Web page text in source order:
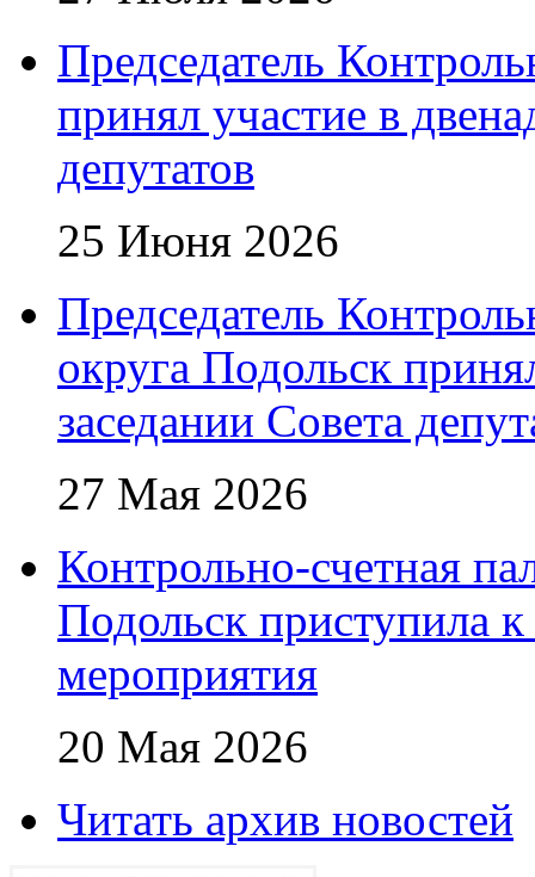
Председатель
принял участие в
депутатов
25 Июня 2026
Председатель
округа Подольск
заседании Совета
27 Мая 2026
Контрольно-счетная
Подольск приступила
мероприятия
20 Мая 2026
Читать архив новостей